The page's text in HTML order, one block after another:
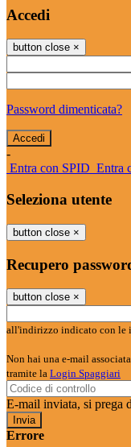
Accedi
button close ×
Password dimenticata?
-
Entra con SPID Entra
Seleziona utente
button close ×
Recupero
button close ×
all'indirizzo indicato con le
Non hai una e-mail
tramite la Login Spaggiari
E-mail inviata, si prega
Errore